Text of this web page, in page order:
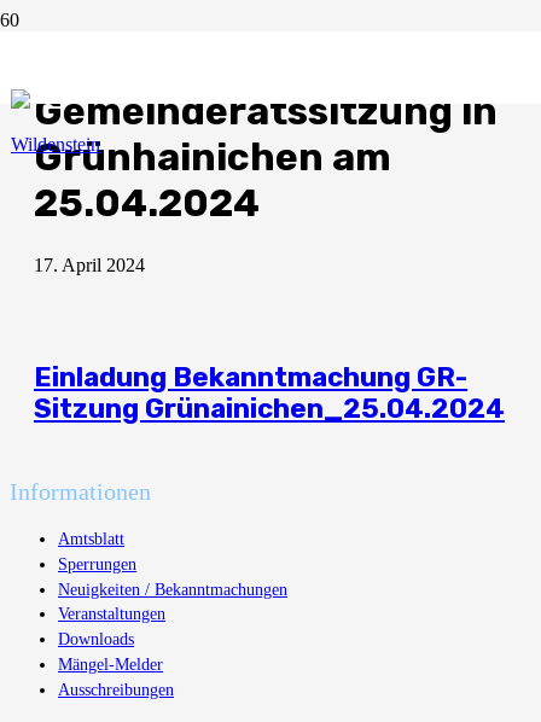
Gemeinderatssitzung in
Grünhainichen am
25.04.2024
17. April 2024
Einladung Bekanntmachung GR-
Sitzung Grünainichen_25.04.2024
Informationen
Amtsblatt
Sperrungen
Neuigkeiten / Bekanntmachungen
Veranstaltungen
Downloads
Mängel-Melder
Ausschreibungen